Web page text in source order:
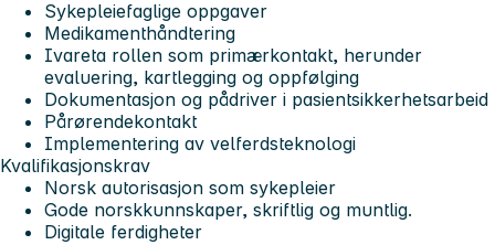
Sykepleiefaglige oppgaver
Medikamenthåndtering
Ivareta rollen som primærkontakt, herunder
evaluering, kartlegging og oppfølging
Dokumentasjon og pådriver i pasientsikkerhetsarbeid
Pårørendekontakt
Implementering av velferdsteknologi
Kvalifikasjonskrav
Norsk autorisasjon som sykepleier
Gode norskkunnskaper, skriftlig og muntlig.
Digitale ferdigheter